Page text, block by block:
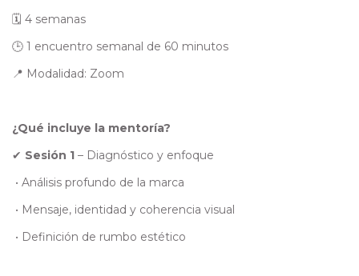
🗓 4 semanas
🕒 1 encuentro semanal de 60 minutos
📍 Modalidad: Zoom
¿Qué incluye la mentoría?
✔ Sesión 1 – Diagnóstico y enfoque
• Análisis profundo de la marca
• Mensaje, identidad y coherencia visual
• Definición de rumbo estético